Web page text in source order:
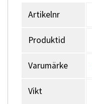
Artikelnr
Produktid
Varumärke
Vikt